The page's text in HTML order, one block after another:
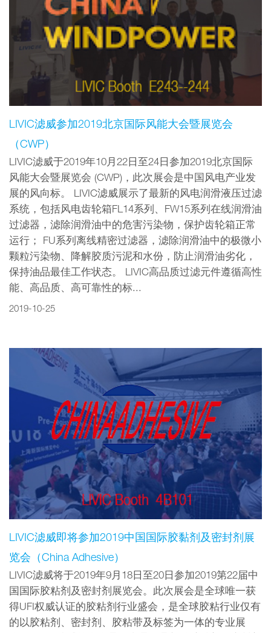
LIVIC滤威参加2019北京国际风能大会暨展览会
（CWP）
LIVIC滤威于2019年10月22日至24日参加2019北京国际
风能大会暨展览会 (CWP)，此次展会是中国风电产业发
展的风向标。 LIVIC滤威展示了最新的风电润滑液压过滤
系统，包括风电齿轮箱FL14系列、FW15系列在线润滑油
过滤器，滤除润滑油中的危害污染物，保护齿轮箱正常
运行； FU系列离线精密过滤器，滤除润滑油中的极微小
颗粒污染物、降解胶质污泥和水份，防止润滑油劣化，
保持油品最佳工作状态。 LIVIC高品质过滤元件遵循高性
能、高品质、高可靠性的标...
2019-10-25
LIVIC滤威即将参加2019中国国际胶黏剂及密封剂展
览会（China Adhesive）
LIVIC滤威将于2019年9月18日至20日参加2019第22届中
国国际胶粘剂及密封剂展览会。此次展会是全球唯一获
得UFI权威认证的胶粘剂行业盛会，是全球胶粘行业仅有
的以胶粘剂、密封剂、胶粘带及标签为一体的专业展